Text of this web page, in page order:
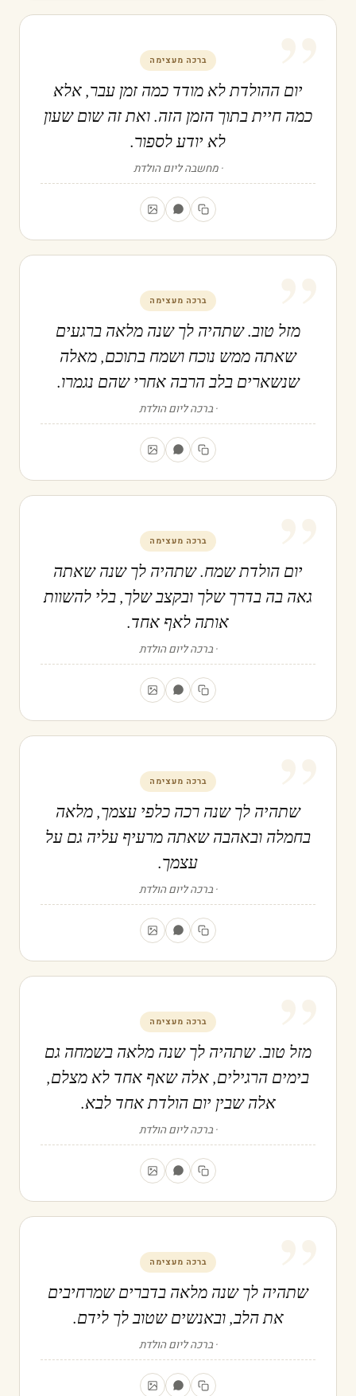
” ברכה מעצימה
יום ההולדת לא מודד כמה זמן עבר, אלא
כמה חיית בתוך הזמן הזה. ואת זה שום שעון
לא יודע לספור.
מחשבה ליום הולדת
” ברכה מעצימה
מזל טוב. שתהיה לך שנה מלאה ברגעים
שאתה ממש נוכח ושמח בתוכם, מאלה
שנשארים בלב הרבה אחרי שהם נגמרו.
ברכה ליום הולדת
” ברכה מעצימה
יום הולדת שמח. שתהיה לך שנה שאתה
גאה בה בדרך שלך ובקצב שלך, בלי להשוות
אותה לאף אחד.
ברכה ליום הולדת
” ברכה מעצימה
שתהיה לך שנה רכה כלפי עצמך, מלאה
בחמלה ובאהבה שאתה מרעיף עליה גם על
עצמך.
ברכה ליום הולדת
” ברכה מעצימה
מזל טוב. שתהיה לך שנה מלאה בשמחה גם
בימים הרגילים, אלה שאף אחד לא מצלם,
אלה שבין יום הולדת אחד לבא.
ברכה ליום הולדת
” ברכה מעצימה
שתהיה לך שנה מלאה בדברים שמרחיבים
את הלב, ובאנשים שטוב לך לידם.
ברכה ליום הולדת